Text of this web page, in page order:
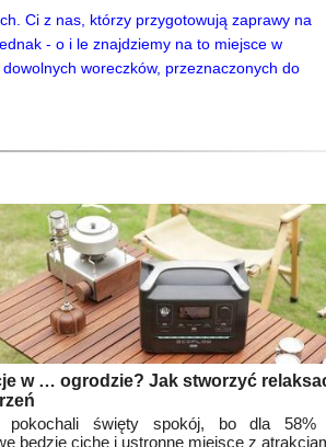
Ci z nas, którzy przygotowują zaprawy na
- o i le znajdziemy na to miejsce w
woreczków, przeznaczonych do
w … ogrodzie? Jak stworzyć
pokochali święty spokój, bo dla 58%
będzie ciche i ustronne miejsce z